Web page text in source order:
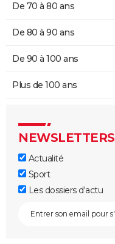
De 70 à 80 ans
De 80 à 90 ans
De 90 à 100 ans
Plus de 100 ans
NEWSLETTERS
Actualité
Sport
Les dossiers d'actu